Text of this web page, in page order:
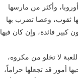
وأكثر من مارسها
ثقوب، وعصا تضرب بها
كبير فائدة، وإن كان فيها
لا تخلو من مكروه،
أمور قد تجعلها حراماً،